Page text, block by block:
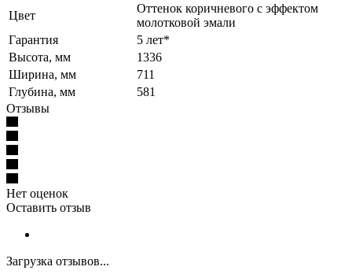
Цвет
Оттенок коричневого с эффектом
молотковой эмали
Гарантия
5 лет*
Высота, мм
1336
Ширина, мм
711
Глубина, мм
581
Отзывы
Нет оценок
Оставить отзыв
Загрузка отзывов...